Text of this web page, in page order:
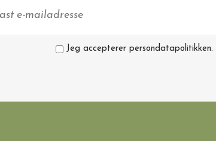
Jeg accepterer persondatapolitikken.